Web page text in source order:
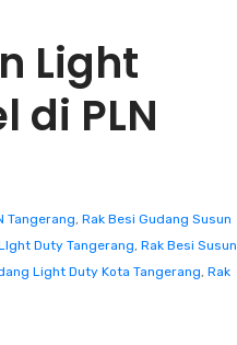
Light
di PLN
Tangerang Rak Besi Gudang Susun
Duty Tangerang Rak Besi Susun
Light Duty Kota Tangerang Rak